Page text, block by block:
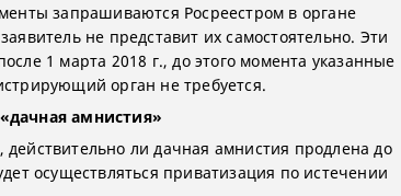
запрашиваются Росреестром в органе
не представит их самостоятельно. Эти
1 марта 2018 г., до этого момента указанные
орган не требуется.
амнистия»
ли дачная амнистия продлена до
осуществляться приватизация по истечении